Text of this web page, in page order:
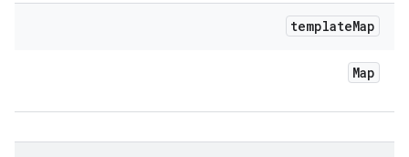
templateMap
Map